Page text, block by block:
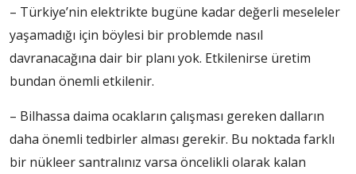
– Türkiye’nin elektrikte bugüne kadar değerli meseleler
yaşamadığı için böylesi bir problemde nasıl
davranacağına dair bir planı yok. Etkilenirse üretim
bundan önemli etkilenir.
– Bilhassa daima ocakların çalışması gereken dalların
daha önemli tedbirler alması gerekir. Bu noktada farklı
bir nükleer santralınız varsa öncelikli olarak kalan